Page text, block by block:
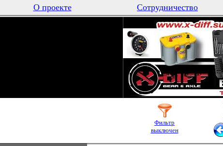
О проекте Сотрудничество
Фильтр
выключен